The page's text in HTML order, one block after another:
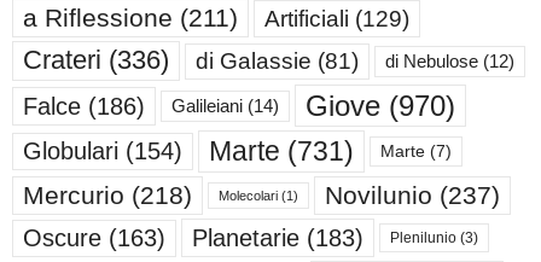
a Riflessione (211) Artificiali (129)
Crateri (336) di Galassie (81) di Nebulose (12)
Falce (186) Galileiani (14) Giove (970)
Globulari (154) Marte (731) Marte (7)
Mercurio (218) Molecolari (1) Novilunio (237)
Oscure (163) Planetarie (183) Plenilunio (3)